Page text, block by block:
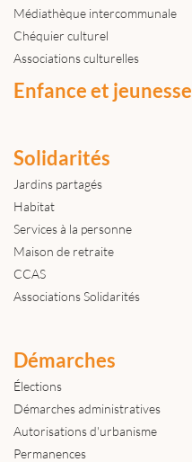
Médiathèque intercommunale
Chéquier culturel
Associations culturelles
Enfance et jeunesse
Solidarités
Jardins partagés
Habitat
Services à la personne
Maison de retraite
CCAS
Associations Solidarités
Démarches
Élections
Démarches administratives
Autorisations d'urbanisme
Permanences